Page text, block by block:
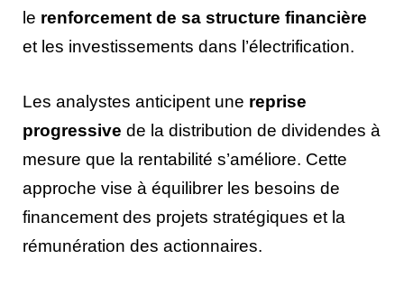
le renforcement de sa structure financière
et les investissements dans l’électrification.
Les analystes anticipent une reprise
progressive de la distribution de dividendes à
mesure que la rentabilité s’améliore. Cette
approche vise à équilibrer les besoins de
financement des projets stratégiques et la
rémunération des actionnaires.